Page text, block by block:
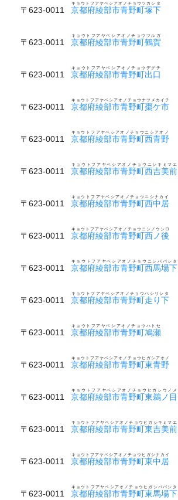
〒623-0011 京都府綾部市青野町塚下
キョウトフアヤベシアオノチョウツカシタ
〒623-0011 京都府綾部市青野町鶴賀
キョウトフアヤベシアオノチョウツルガ
〒623-0011 京都府綾部市青野町出口
キョウトフアヤベシアオノチョウデグチ
〒623-0011 京都府綾部市青野町棗ケ市
キョウトフアヤベシアオノチョウナツメカイチ
〒623-0011 京都府綾部市青野町西青野
キョウトフアヤベシアオノチョウニシアオノ
〒623-0011 京都府綾部市青野町西吉美前
キョウトフアヤベシアオノチョウニシキミマエ
〒623-0011 京都府綾部市青野町西中居
キョウトフアヤベシアオノチョウニシナカイ
〒623-0011 京都府綾部市青野町西ノ後
キョウトフアヤベシアオノチョウニシノウシロ
〒623-0011 京都府綾部市青野町西馬場下
キョウトフアヤベシアオノチョウニシババシタ
〒623-0011 京都府綾部市青野町走り下
キョウトフアヤベシアオノチョウハシリシタ
〒623-0011 京都府綾部市青野町鳩瀬
キョウトフアヤベシアオノチョウハトセ
〒623-0011 京都府綾部市青野町東青野
キョウトフアヤベシアオノチョウヒガシアオノ
〒623-0011 京都府綾部市青野町東鵜ノ目
キョウトフアヤベシアオノチョウヒガシウノメ
〒623-0011 京都府綾部市青野町東吉美前
キョウトフアヤベシアオノチョウヒガシキミマエ
〒623-0011 京都府綾部市青野町東中居
キョウトフアヤベシアオノチョウヒガシナカイ
〒623-0011 京都府綾部市青野町東馬場下
キョウトフアヤベシアオノチョウヒガシババシタ